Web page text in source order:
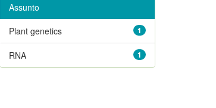
Assunto
1
Plant genetics
1
RNA